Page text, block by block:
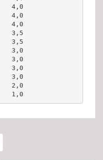
4,0
4,0
4,0
3,5
3,5
3,0
3,0
3,0
3,0
2,0
1,0